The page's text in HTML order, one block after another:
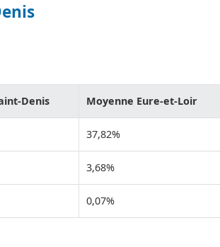
Denis Moyenne Eure-et-Loir
37,82%
3,68%
0,07%